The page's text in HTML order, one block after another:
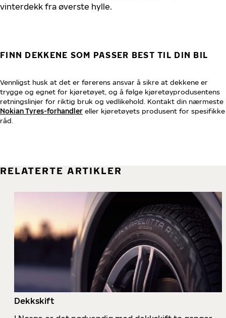
vinterdekk fra øverste hylle.
FINN DEKKENE SOM PASSER BEST TIL DIN BIL
Vennligst husk at det er førerens ansvar å sikre at dekkene er
trygge og egnet for kjøretøyet, og å følge kjøretøyprodusentens
retningslinjer for riktig bruk og vedlikehold. Kontakt din nærmeste
Nokian Tyres-forhandler eller kjøretøyets produsent for spesifikke
råd.
RELATERTE ARTIKLER
Dekkskift